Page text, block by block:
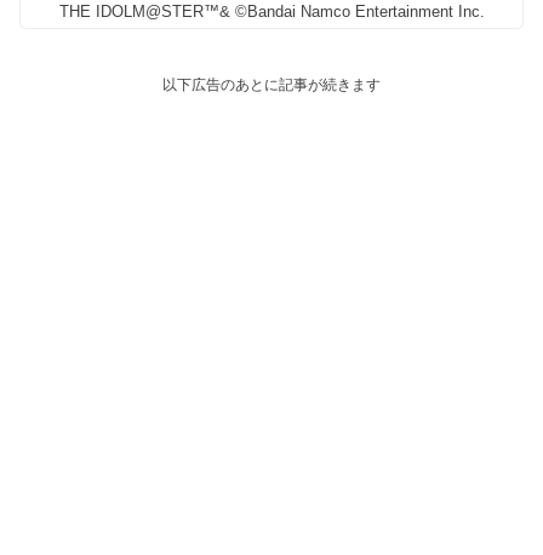
THE IDOLM@STER™& ©Bandai Namco Entertainment Inc.
以下広告のあとに記事が続きます